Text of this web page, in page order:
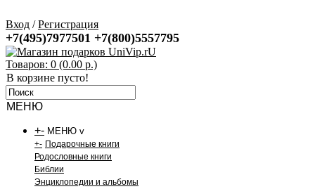
Вход /Регистрация
+7(495)7977501 +7(800)5557795
Товаров: 0 (0.00 р.)
В корзине пусто!
МЕНЮ
+- МЕНЮ v
+- Подарочные книги
Родословные книги
Библии
Энциклопедии и альбомы